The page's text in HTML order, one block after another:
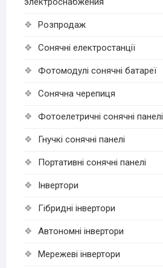
Розпродаж
Cонячні електростанції
Фотомодулі сонячні батареї
Сонячна черепиця
Фотоелетричні cонячні панелі
Гнучкі cонячні панелі
Портативні сонячні панелі
Інвертори
Гібридні інвертори
Автономні інвертори
Мережеві інвертори